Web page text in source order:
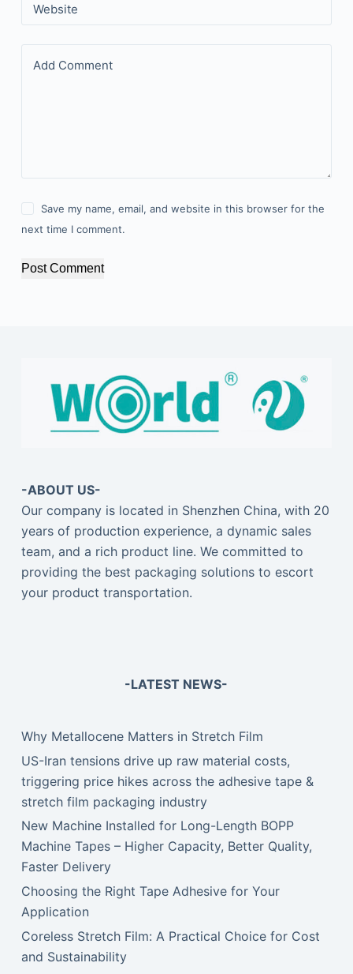
Website
Add Comment
Save my name, email, and website in this browser for the
next time I comment.
Post Comment
-ABOUT US-
Our company is located in Shenzhen China, with 20
years of production experience, a dynamic sales
team, and a rich product line. We committed to
providing the best packaging solutions to escort
your product transportation.
-LATEST NEWS-
Why Metallocene Matters in Stretch Film
US-Iran tensions drive up raw material costs,
triggering price hikes across the adhesive tape &
stretch film packaging industry
New Machine Installed for Long-Length BOPP
Machine Tapes – Higher Capacity, Better Quality,
Faster Delivery
Choosing the Right Tape Adhesive for Your
Application
Coreless Stretch Film: A Practical Choice for Cost
and Sustainability